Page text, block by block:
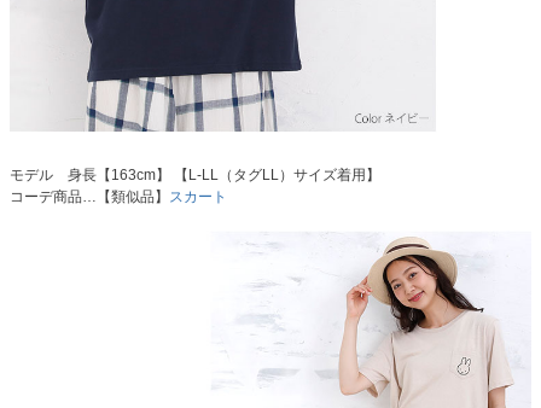
モデル 身長【163cm】 【L-LL（タグLL）サイズ着用】
コーデ商品…【類似品】
スカート